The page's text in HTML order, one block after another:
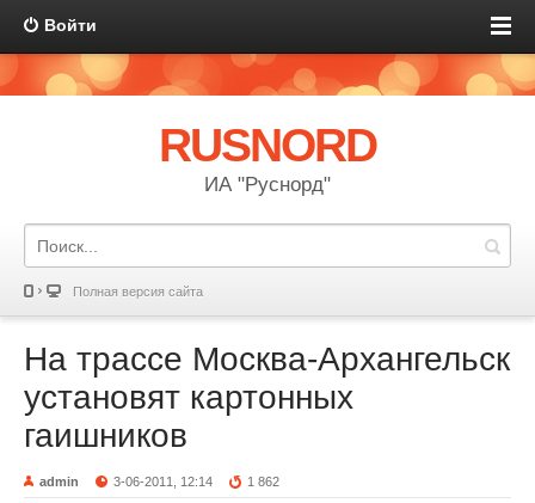
Войти
RUSNORD
ИА "Руснорд"
Полная версия сайта
На трассе Москва-Архангельск
установят картонных
гаишников
admin 3-06-2011, 12:14 1 862